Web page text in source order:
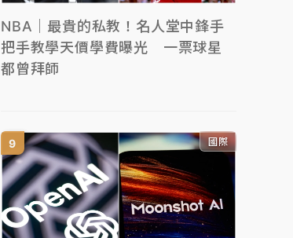
NBA｜最貴的私教！名人堂中鋒手
把手教學天價學費曝光 一票球星
都曾拜師
國際